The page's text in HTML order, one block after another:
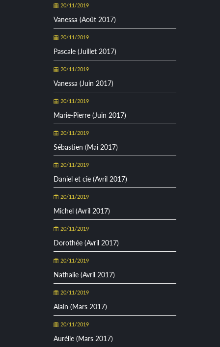
20/11/2019
Vanessa (Août 2017)
20/11/2019
Pascale (Juillet 2017)
20/11/2019
Vanessa (Juin 2017)
20/11/2019
Marie-Pierre (Juin 2017)
20/11/2019
Sébastien (Mai 2017)
20/11/2019
Daniel et cie (Avril 2017)
20/11/2019
Michel (Avril 2017)
20/11/2019
Dorothée (Avril 2017)
20/11/2019
Nathalie (Avril 2017)
20/11/2019
Alain (Mars 2017)
20/11/2019
Aurélie (Mars 2017)